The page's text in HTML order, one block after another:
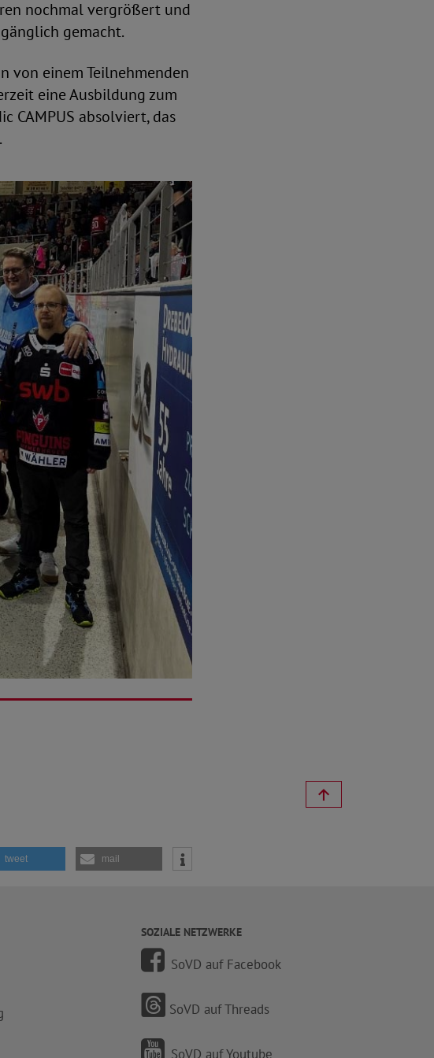
nochmal vergrößert und
gemacht.
von einem Teilnehmenden
eine Ausbildung zum
CAMPUS absolviert, das
tweet mail
SOZIALE NETZWERKE
SoVD auf Facebook
SoVD auf Threads
SoVD auf Youtube